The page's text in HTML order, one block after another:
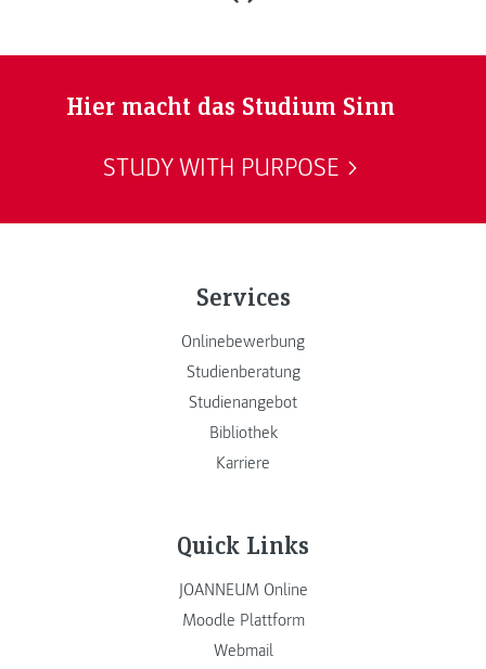
Hier macht das Studium Sinn
STUDY WITH PURPOSE
Services
Onlinebewerbung
Studienberatung
Studienangebot
Bibliothek
Karriere
Quick Links
JOANNEUM Online
Moodle Plattform
Webmail